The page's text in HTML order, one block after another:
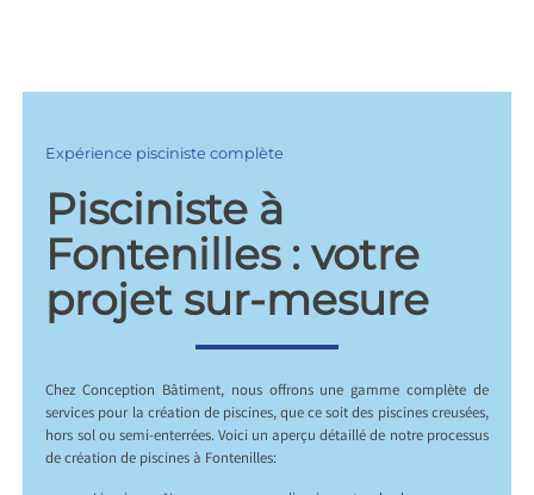
Expérience pisciniste complète
Pisciniste à
Fontenilles : votre
projet sur-mesure
Chez Conception Bâtiment, nous offrons une gamme complète de
services pour la création de piscines, que ce soit des piscines creusées,
hors sol ou semi-enterrées. Voici un aperçu détaillé de notre processus
de création de piscines à Fontenilles: